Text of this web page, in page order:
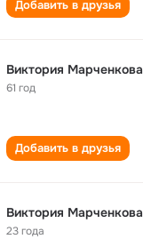
Добавить в друзья
Виктория Марченкова
61 год
Добавить в друзья
Виктория Марченкова
23 года